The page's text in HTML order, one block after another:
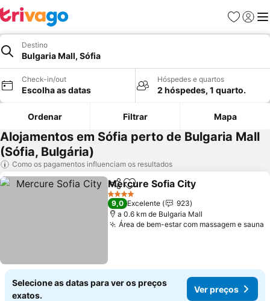
Favoritos
Iniciar
Destino
Bulgaria Mall, Sófia
Check-in/out
Escolha as datas
Hóspedes e quartos
2 hóspedes, 1 quarto.
Ordenar Filtrar Mapa
Alojamentos em Sófia perto de Bulgaria Mall
(Sófia, Bulgária)
Como os pagamentos influenciam os resultados
PartilharAdicionar aos favoritos
Mercure Sofia City
4 Estrelas
9,0 Excelente
923
a 0.6 km de Bulgaria Mall
Área de bem-estar com massagem e sauna
Selecione as datas para ver os preços
exatos.
Ver preços